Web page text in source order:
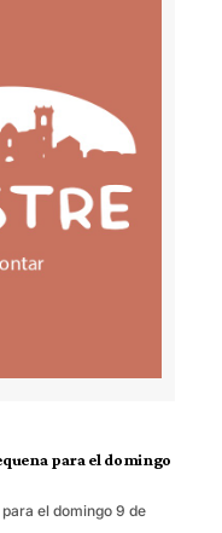
para el domingo
el domingo 9 de